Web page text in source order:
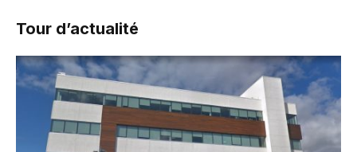
Tour d’actualité